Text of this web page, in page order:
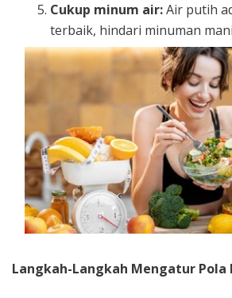
Cukup minum air:Air putih
terbaik, hindari minuman
Langkah-Langkah Mengatur Pola